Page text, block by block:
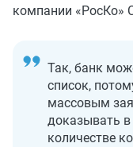
компании «РосКо»
Так, банк
список,
массовым
доказывать в
количестве